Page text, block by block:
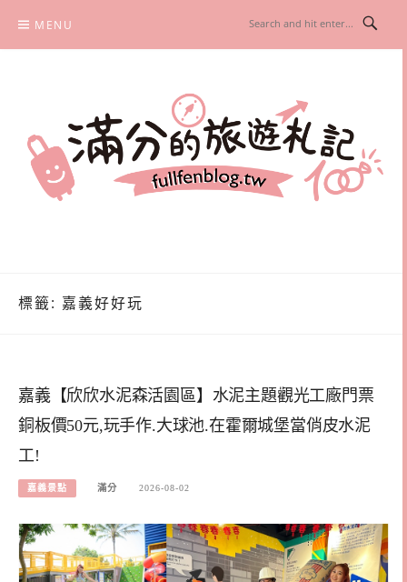
content
MENU
標籤: 嘉義好好玩
嘉義【欣欣水泥森活園區】水泥主題觀光工廠門票
銅板價50元,玩手作.大球池.在霍爾城堡當俏皮水泥
工!
嘉義景點 滿分 2026-08-02